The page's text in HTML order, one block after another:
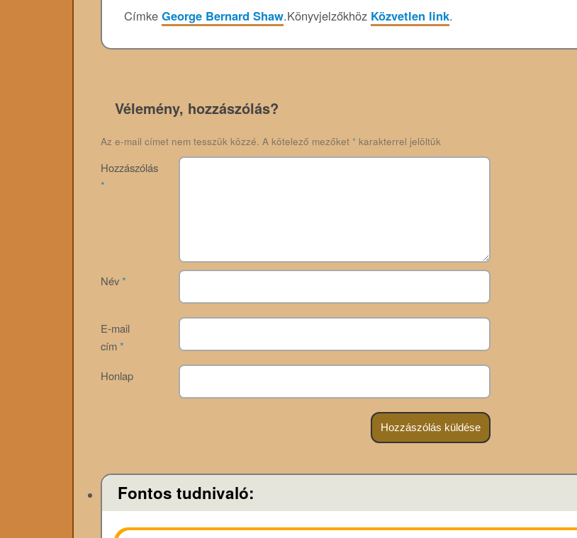
Címke George Bernard Shaw.Könyvjelzőkhöz Közvetlen link.
Vélemény, hozzászólás?
Az e-mail címet nem tesszük közzé. A kötelező mezőket *karakterrel jelöltük
Hozzászólás
*
Név*
E-mail
cím*
Honlap
Fontos tudnivaló: